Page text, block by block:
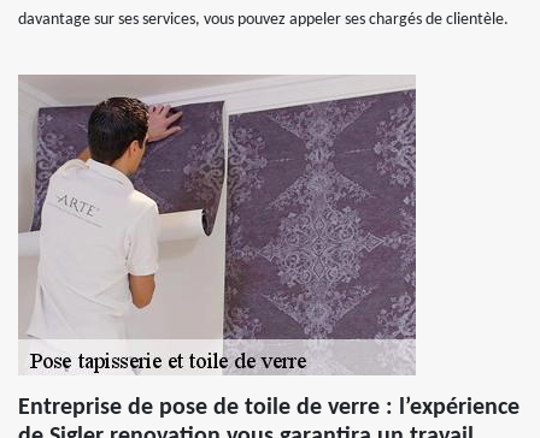
davantage sur ses services, vous pouvez appeler ses chargés de clientèle.
Entreprise de pose de toile de verre : l’expérience